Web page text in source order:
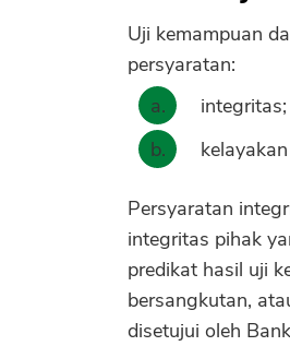
Uji kemampuan
persyaratan:
Persyaratan
integritas pihak
predikat hasil uji
bersangkutan,
disetujui oleh